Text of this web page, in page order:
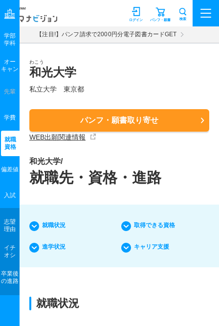
マナビジョン パンフ・願書
ログイン 検索
【注目!】パンフ請求で2000円分電子図書カードGET
わこう
和光大学
私立大学 東京都
パンフ・願書取り寄せ
WEB出願関連情報
学部
学科
オー
キャン
先輩
学費
就職
資格
偏差値
入試
志望
理由
イチ
オシ
卒業後
の進路
和光大学/
就職先・資格・進路
就職状況 取得できる資格
進学状況 キャリア支援
就職状況